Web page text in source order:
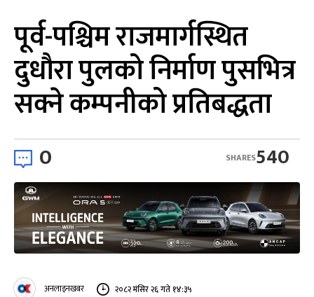
पूर्व-पश्चिम राजमार्गस्थित
दुधौरा पुलको निर्माण पुसभित्र
सक्ने कम्पनीको प्रतिबद्धता
0 540
SHARES
अनलाइनखबर २०८२ मंसिर २६ गते १४:३५